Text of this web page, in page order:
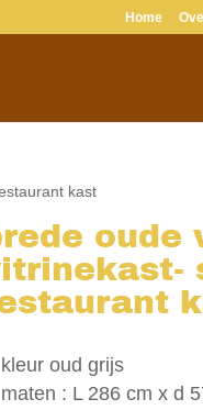
Home
kast
oude
kleur oud grijs
maten : L 286 cm x d